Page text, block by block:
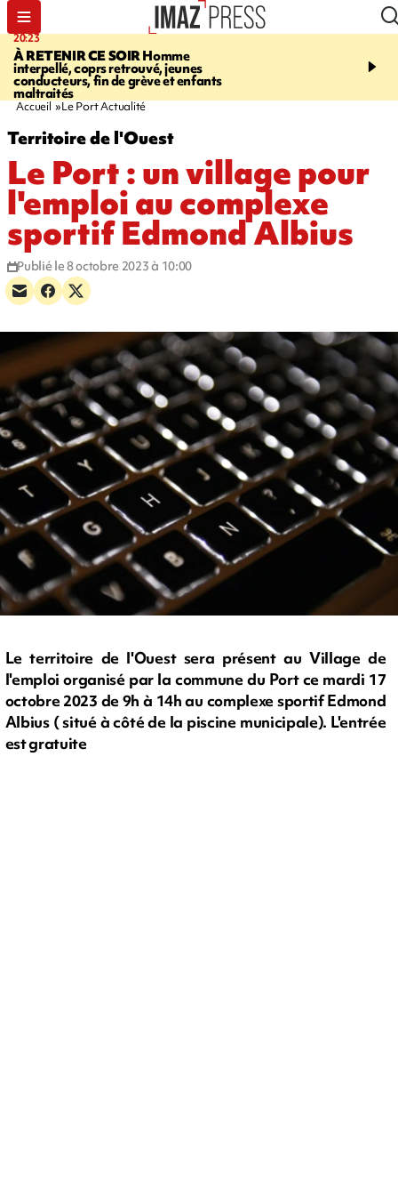
20:23
À RETENIR CE SOIRHomme
interpellé, coprs retrouvé, jeunes
conducteurs, fin de grève et enfants
maltraités
06:04
à La Réunion - des
Accueil Le Port Actualité
Territoire de l'Ouest
Le Port : un village pour
l'emploi au complexe
sportif Edmond Albius
Publié le 8 octobre 2023 à 10:00
Le territoire de l'Ouest sera présent au Village de
l'emploi organisé par la commune du Port ce mardi 17
octobre 2023 de 9h à 14h au complexe sportif Edmond
Albius ( situé à côté de la piscine municipale). L'entrée
est gratuite